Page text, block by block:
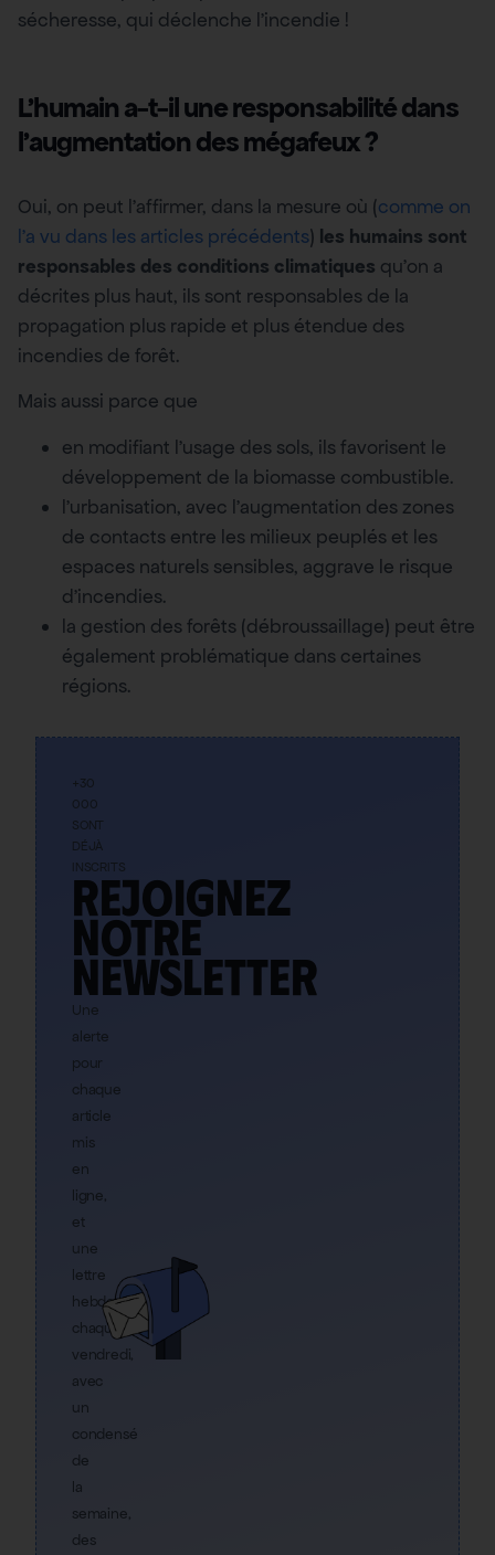
sécheresse, qui déclenche l’incendie !
L’humain a-t-il une responsabilité dans
l’augmentation des mégafeux ?
Oui, on peut l’affirmer, dans la mesure où (comme on
l’a vu dans les articles précédents) les humains sont
responsables des conditions climatiques qu’on a
décrites plus haut, ils sont responsables de la
propagation plus rapide et plus étendue des
incendies de forêt.
Mais aussi parce que
en modifiant l’usage des sols, ils favorisent le
développement de la biomasse combustible.
l’urbanisation, avec l’augmentation des zones
de contacts entre les milieux peuplés et les
espaces naturels sensibles, aggrave le risque
d’incendies.
la gestion des forêts (débroussaillage) peut être
également problématique dans certaines
régions.
+30
000
SONT
DÉJÀ
INSCRITS
Rejoignez
notre
newsletter
Une
alerte
pour
chaque
article
mis
en
ligne,
et
une
lettre
hebdo
chaque
vendredi,
avec
un
condensé
de
la
semaine,
des